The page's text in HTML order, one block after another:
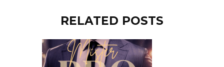
RELATED POSTS